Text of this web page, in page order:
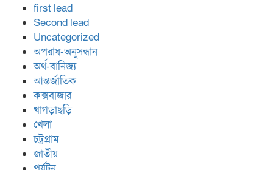
first lead
Second lead
Uncategorized
অপরাধ-অনুসন্ধান
অর্থ-বানিজ্য
আন্তর্জাতিক
কক্সবাজার
খাগড়াছড়ি
খেলা
চট্রগ্রাম
জাতীয়